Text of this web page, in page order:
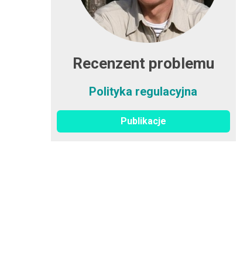
Recenzent problemu
Polityka regulacyjna
Publikacje